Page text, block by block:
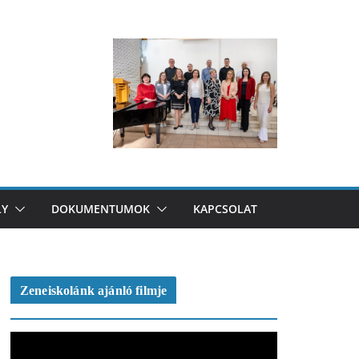
DOKUMENTUMOK KAPCSOLAT
Zeneiskolánk ajánló filmje